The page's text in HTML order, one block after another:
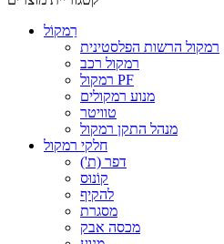
רַמקוֹל
רמקול הרשות הפלסטינית
רמקול רכב
רמקול PF
מנוע רמקולים
טוויטר
מנהל התקן רמקול
חלקי רמקול
דפר (ת')
קוֹנוּס
להקיף
מסגרת
מכסה אבק